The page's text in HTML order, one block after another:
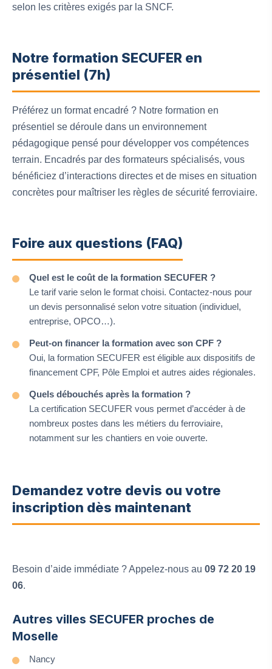
selon les critères exigés par la SNCF.
Notre formation SECUFER en
présentiel (7h)
Préférez un format encadré ? Notre formation en
présentiel se déroule dans un environnement
pédagogique pensé pour développer vos compétences
terrain. Encadrés par des formateurs spécialisés, vous
bénéficiez d’interactions directes et de mises en situation
concrètes pour maîtriser les règles de sécurité ferroviaire.
Foire aux questions (FAQ)
Quel est le coût de la formation SECUFER ?
Le tarif varie selon le format choisi. Contactez-nous pour
un devis personnalisé selon votre situation (individuel,
entreprise, OPCO…).
Peut-on financer la formation avec son CPF ?
Oui, la formation SECUFER est éligible aux dispositifs de
financement CPF, Pôle Emploi et autres aides régionales.
Quels débouchés après la formation ?
La certification SECUFER vous permet d’accéder à de
nombreux postes dans les métiers du ferroviaire,
notamment sur les chantiers en voie ouverte.
Demandez votre devis ou votre
inscription dès maintenant
Besoin d’aide immédiate ? Appelez-nous au 09 72 20 19
06.
Autres villes SECUFER proches de
Moselle
Nancy